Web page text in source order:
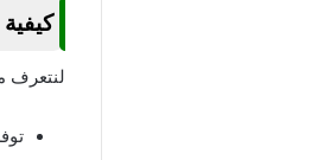
لنتعرف